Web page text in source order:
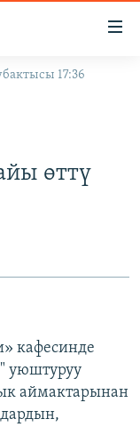
17:36
өттү
кафесинде
уюштуруу
аймактарынан